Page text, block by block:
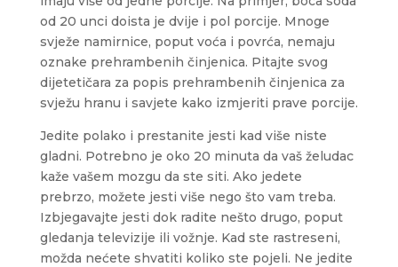
od 20 unci doista je dvije i pol porcije. Mnoge
svježe namirnice, poput voća i povrća, nemaju
oznake prehrambenih činjenica. Pitajte svog
dijetetičara za popis prehrambenih činjenica za
svježu hranu i savjete kako izmjeriti prave porcije.
Jedite polako i prestanite jesti kad više niste
gladni. Potrebno je oko 20 minuta da vaš želudac
kaže vašem mozgu da ste siti. Ako jedete
prebrzo, možete jesti više nego što vam treba.
Izbjegavajte jesti dok radite nešto drugo, poput
gledanja televizije ili vožnje. Kad ste rastreseni,
možda nećete shvatiti koliko ste pojeli. Ne jedite